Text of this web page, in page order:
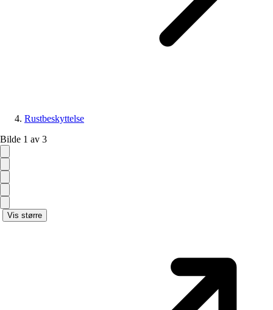
Rustbeskyttelse
Bilde 1 av 3
Vis større